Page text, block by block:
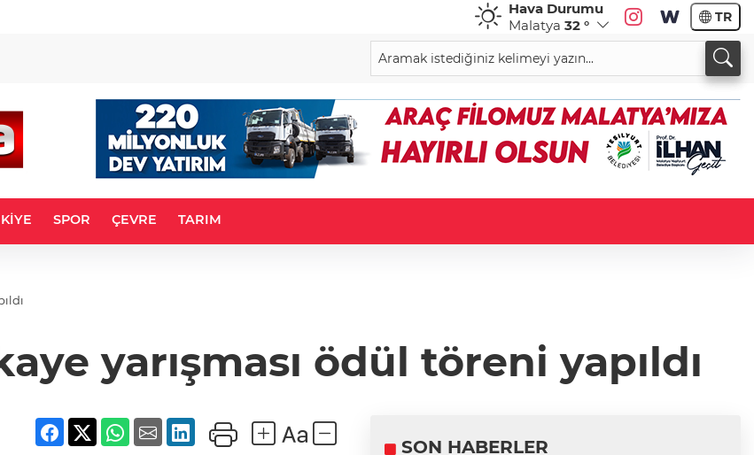
Hava Durumu
Malatya 32 ° TR
SPOR ÇEVRE TARIM
yarışması ödül töreni yapıldı
SON HABERLER